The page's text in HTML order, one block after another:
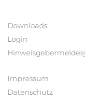
Downloads
Login
Impressum
Datenschutz